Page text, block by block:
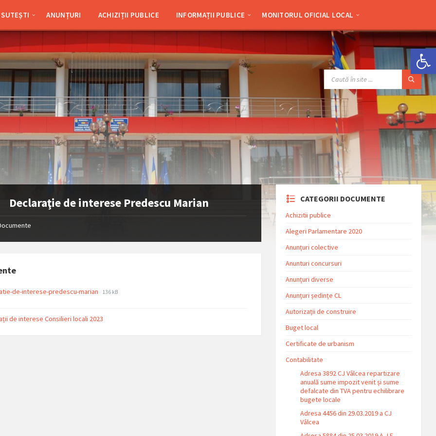
Deschide bara de unelte
ANUNȚURI ACHIZIȚII PUBLICE INFORMAȚII PUBLICE MONITORUL OFICIAL LOCAL
Declaraţie de interese Predescu Marian
de-interese-predescu-marian
File
File
136 kB
de interese Consilieri locali 2023
CATEGORII DOCUMENTE
Achizitii publice
Alegeri Parlamentare 2020
Anunțuri colective
Anunturi concursuri
Anunțuri diverse
Anunțuri ședințe CL
Autorizații de construire
Buget local
Certificate de urbanism
Contabilitate
Adresa 3892 CJ Vâlcea repartizare
anuală sume impozit venit și sume
defalcate din TVA pentru echilibrare
bugete locale
Adresa 4456 din 29.03.2019 a CJ
Vâlcea